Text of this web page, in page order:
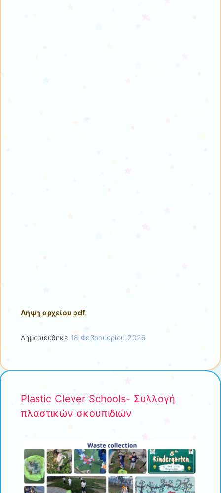
Λήψη αρχείου pdf.
Δημοσιεύθηκε 18 Φεβρουαρίου 2026
Plastic Clever Schools- Συλλογή
πλαστικών σκουπιδιών